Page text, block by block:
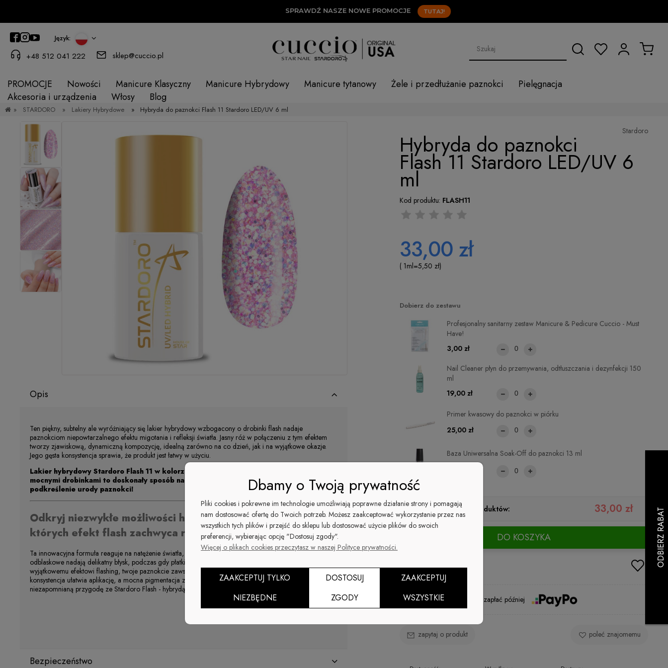
SPRAWDŹ NASZE NOWE PROMOCJE TUTAJ!
Język:
+48 512 041 222 sklep@cuccio.pl
PROMOCJE Nowości Manicure Klasyczny Manicure Hybrydowy Manicure tytanowy Żele i przedłużanie paznokci
Pielęgnacja
Akcesoria i urządzenia
Włosy Blog
» STARDORO » Lakiery Hybrydowe » Hybryda do paznokci Flash 11 Stardoro LED/UV 6 ml
Opis
Ten piękny, subtelny ale wyróżniający się lakier hybrydowy wzbogacony o drobinki flash nadaje
paznokciom niepowtarzalnego efektu migotania i refleksji światła. Jasny róż w połączeniu z tym efektem
tworzy zjawiskową, dynamiczną kompozycję, idealną zarówno na co dzień, jak i na wyjątkowe okazje.
Jego gęsta konsystencja sprawia, że produkt jest łatwy w użyciu.
Lakier hybrydowy Stardoro Flash 11 w kolorze jasnego półtransparentnego różu z
mocnymi drobinkami to doskonały sposób na wyrażenie swojego indywidualnego stylu i
podkreślenie urody paznokci!
Odkryj niezwykłe możliwości hybryd Stardoro Flash,
których efekt flash zachwyca różnorodnością.
Ta innowacyjna formuła reaguje na natężenie światła, zapewniając dynamiczną zmianę stylizacji. Drobinki
odblaskowe nadają delikatny błysk, podczas gdy płatki wydobywają mocniejsze refleksy. Dzięki
wyjątkowemu efektowi flashing, twoje paznokcie zawsze będą w centrum uwagi. Dodatkowo, kremowa
konsystencja ułatwia aplikację, a mocna pigmentacja zapewnia doskonałe krycie. Przygotuj się na
niezapomnianą przygodę ze Stardoro Flash - hybrydą, która nigdy się nie nudzi!
Bezpieczeństwo
Stardoro
Hybryda do paznokci
Flash 11 Stardoro LED/UV 6
ml
Kod produktu: FLASH11
33,00 zł
( 1ml=5,50 zł)
Dobierz do zestawu
Primer kwasowy do paznokci w piórku
25,00 zł
Profesjonalny sanitarny zestaw Manicure & Pedicure Cuccio - Must
Have!
3,00 zł
Baza Uniwersalna Soak-Off do paznokci 13 ml
Nail Cleaner płyn do przemywania, odtłuszczania i dezynfekcji 150
ml
19,00 zł
Suma wszystkich produktów: 33,00 zł
DO KOSZYKA
Kup i zapłać później
zapytaj o produkt poleć znajomemu
Dbamy o Twoją prywatność
Pliki cookies i pokrewne im technologie umożliwiają poprawne działanie strony i pomagają
nam dostosować ofertę do Twoich potrzeb. Możesz zaakceptować wykorzystanie przez nas
wszystkich tych plików i przejść do sklepu lub dostosować użycie plików do swoich
preferencji, wybierając opcję "Dostosuj zgody".
Więcej o plikach cookies przeczytasz w naszej Polityce prywatności.
ZAAKCEPTUJ TYLKO
NIEZBĘDNE
DOSTOSUJ
ZGODY
ZAAKCEPTUJ
WSZYSTKIE